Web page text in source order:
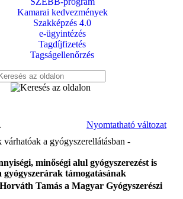
Kamarai kedvezmények
Szakképzés 4.0
e-ügyintézés
Tagdíjfizetés
Tagságellenőrzés
Nyomtatható változat
várhatóak a gyógyszerellátásban -
minőségi alul gyógyszerezést is
gyógyszerárak támogatásának
Horváth Tamás a Magyar Gyógyszerészi